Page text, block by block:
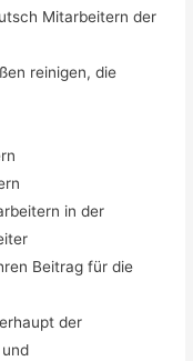
Mitarbeitern der
reinigen, die
in der
Beitrag für die
der